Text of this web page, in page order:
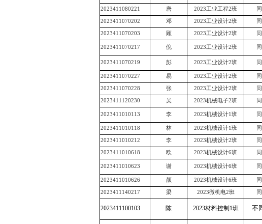
2023411080221
唐 2023工业工程2班
2023411070202
邓 2023工业设计2班
2023411070203
顾 2023工业设计2班
2023411070217 倪 2023工业设计2班
2023411070219 彭 2023工业设计2班
2023411070227 易 2023工业设计2班
2023411070228
张 2023工业设计2班
2023411120230
吴 2023机械电子2班
2023411010113 李 2023机械设计1班
2023411010118 林 2023机械设计1班
2023411010212
李 2023机械设计2班
2023411010618
欧 2023机械设计6班
2023411010623 谢 2023机械设计6班
2023411010626 颜 2023机械设计6班
2023411140217
梁 2023微机电2班
2023411100103 陈 2023材料控制1班 不